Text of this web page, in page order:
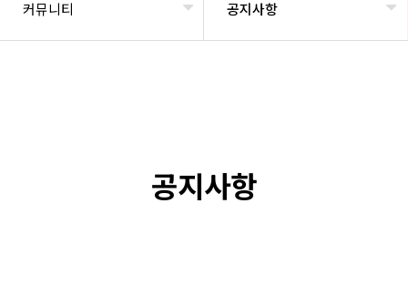
커뮤니티 공지사항
공지사항